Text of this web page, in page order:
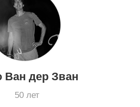
Ван дер Зван
50 лет